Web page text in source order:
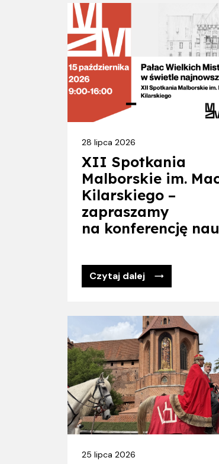
28 lipca 2026
XII Spotkania
Malborskie im.
Kilarskiego –
zapraszamy
na konferencję
Czytaj dalej
25 lipca 2026